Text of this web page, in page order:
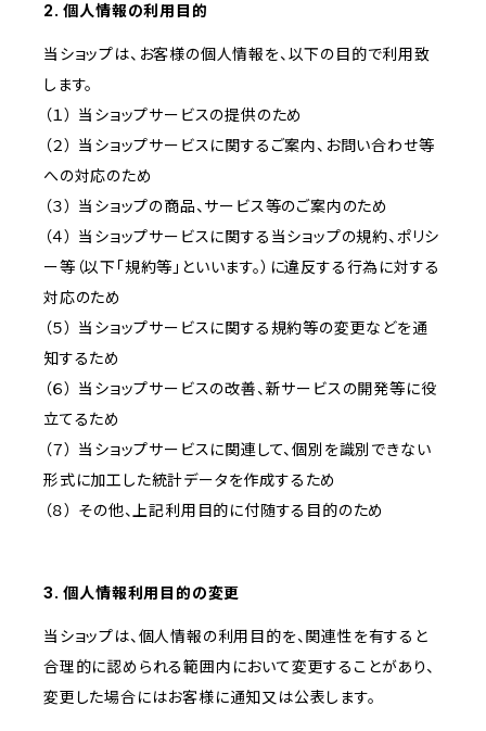
2. 個人情報の利用目的
当ショップは、お客様の個人情報を、以下の目的で利用致
します。
（１） 当ショップサービスの提供のため
（２） 当ショップサービスに関するご案内、お問い合わせ等
への対応のため
（３） 当ショップの商品、サービス等のご案内のため
（４） 当ショップサービスに関する当ショップの規約、ポリシ
ー等（以下「規約等」といいます。）に違反する行為に対する
対応のため
（５） 当ショップサービスに関する規約等の変更などを通
知するため
（６） 当ショップサービスの改善、新サービスの開発等に役
立てるため
（７） 当ショップサービスに関連して、個別を識別できない
形式に加工した統計データを作成するため
（８） その他、上記利用目的に付随する目的のため
3. 個人情報利用目的の変更
当ショップは、個人情報の利用目的を、関連性を有すると
合理的に認められる範囲内において変更することがあり、
変更した場合にはお客様に通知又は公表します。